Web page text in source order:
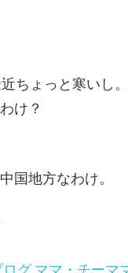
ちょっと寒いし。
け？
国地方なわけ。